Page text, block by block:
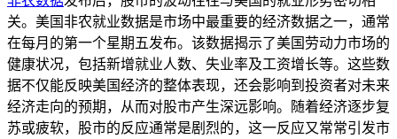
关。美国非农就业数据是市场中最重要的经济数据之一，通常
在每月的第一个星期五发布。该数据揭示了美国劳动力市场的
健康状况，包括新增就业人数、失业率及工资增长等。这些数
据不仅能反映美国经济的整体表现，还会影响到投资者对未来
经济走向的预期，从而对股市产生深远影响。随着经济逐步复
苏或疲软，股市的反应通常是剧烈的，这一反应又常常引发市